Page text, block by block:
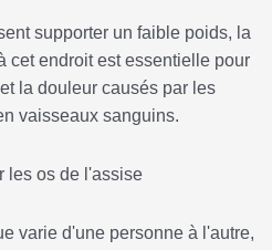
supporter un faible poids, la
cet endroit est essentielle pour
la douleur causés par les
vaisseaux sanguins.
varie d'une personne à l'autre,